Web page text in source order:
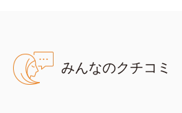
*1＝アクリル酸アルキルコポリマー、シ
クロスポリマー、ニトロセルロース
みんなのクチコミ